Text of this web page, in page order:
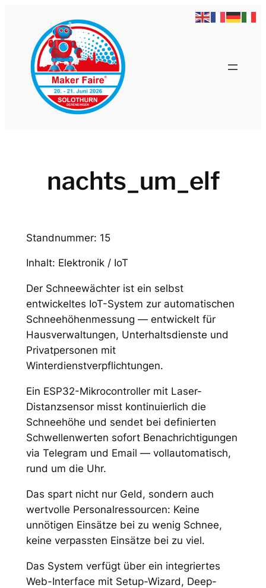
springen
nachts_um_elf
Standnummer: 15
Inhalt: Elektronik / IoT
Der Schneewächter ist ein selbst
entwickeltes IoT-System zur automatischen
Schneehöhenmessung — entwickelt für
Hausverwaltungen, Unterhaltsdienste und
Privatpersonen mit
Winterdienstverpflichtungen.
Ein ESP32-Mikrocontroller mit Laser-
Distanzsensor misst kontinuierlich die
Schneehöhe und sendet bei definierten
Schwellenwerten sofort Benachrichtigungen
via Telegram und Email — vollautomatisch,
rund um die Uhr.
Das spart nicht nur Geld, sondern auch
wertvolle Personalressourcen: Keine
unnötigen Einsätze bei zu wenig Schnee,
keine verpassten Einsätze bei zu viel.
Das System verfügt über ein integriertes
Web-Interface mit Setup-Wizard, Deep-